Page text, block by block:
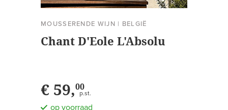
MOUSSERENDE WIJN | BELGIË
Chant D'Eole L'Absolu
€ 59,00
p.st.
op voorraad